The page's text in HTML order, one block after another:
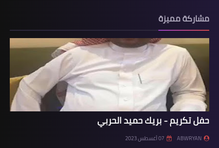
مشاركة مميزة
حفل تكريم - بريك حميد الحربي
ABWRYAN 07 أغسطس 2023